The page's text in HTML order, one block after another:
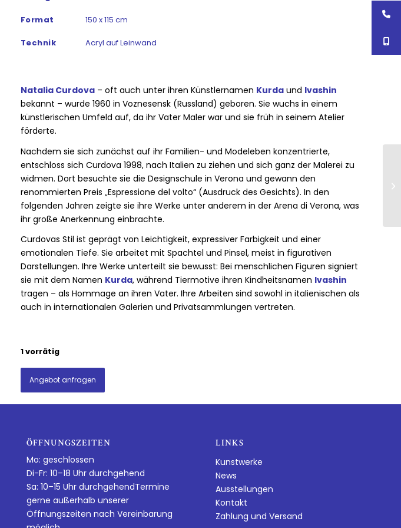
Format 150 x 115 cm
Technik Acryl auf Leinwand
Natalia Curdova– oft auch unter ihren Künstlernamen Kurdaund Ivashin
bekannt – wurde 1960 in Voznesensk (Russland) geboren. Sie wuchs in einem
künstlerischen Umfeld auf, da ihr Vater Maler war und sie früh in seinem Atelier
förderte.
Nachdem sie sich zunächst auf ihr Familien- und Modeleben konzentrierte,
entschloss sich Curdova 1998, nach Italien zu ziehen und sich ganz der Malerei zu
widmen. Dort besuchte sie die Designschule in Verona und gewann den
renommierten Preis „Espressione del volto“ (Ausdruck des Gesichts). In den
folgenden Jahren zeigte sie ihre Werke unter anderem in der Arena di Verona, was
ihr große Anerkennung einbrachte.
Curdovas Stil ist geprägt von Leichtigkeit, expressiver Farbigkeit und einer
emotionalen Tiefe. Sie arbeitet mit Spachtel und Pinsel, meist in figurativen
Darstellungen. Ihre Werke unterteilt sie bewusst: Bei menschlichen Figuren signiert
sie mit dem Namen Kurda, während Tiermotive ihren Kindheitsnamen Ivashin
tragen – als Hommage an ihren Vater. Ihre Arbeiten sind sowohl in italienischen als
auch in internationalen Galerien und Privatsammlungen vertreten.
1 vorrätig
Angebot anfragen
ÖFFNUNGSZEITEN
Mo: geschlossen
Di-Fr: 10–18 Uhr durchgehend
Sa: 10–15 Uhr durchgehendTermine
gerne außerhalb unserer
Öffnungszeiten nach Vereinbarung
LINKS
Kunstwerke
News
Ausstellungen
Kontakt
Zahlung und Versand